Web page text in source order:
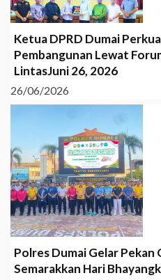
Ketua DPRD Dumai
Pembangunan Lewat
LintasJuni 26, 2026
26/06/2026
Polres Dumai Gelar Pekan
Semarakkan Hari